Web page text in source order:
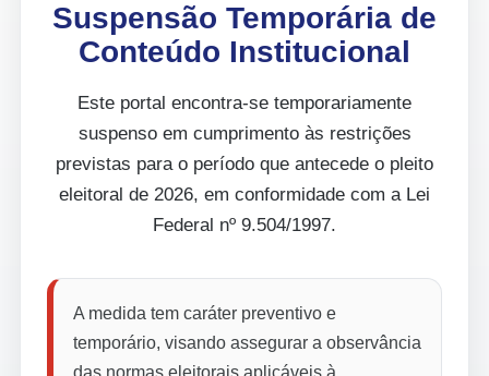
Suspensão Temporária de
Conteúdo Institucional
Este portal encontra-se temporariamente
suspenso em cumprimento às restrições
previstas para o período que antecede o pleito
eleitoral de 2026, em conformidade com a Lei
Federal nº 9.504/1997.
A medida tem caráter preventivo e
temporário, visando assegurar a observância
das normas eleitorais aplicáveis à